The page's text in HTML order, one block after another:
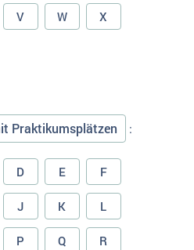
V W X
Praktikumsplätzen :
D E F
J K L
P Q R